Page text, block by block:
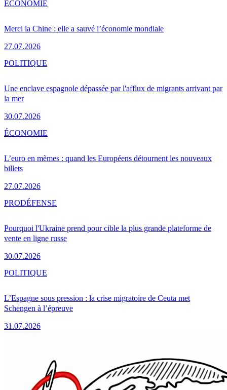
Merci la Chine : elle a sauvé l’économie mondiale
27.07.2026
ÉCONOMIE
Une enclave espagnole dépassée par l'afflux de migrants arrivant par
la mer
30.07.2026
POLITIQUE
L’euro en mèmes : quand les Européens détournent les nouveaux
billets
27.07.2026
ÉCONOMIE
Pourquoi l'Ukraine prend pour cible la plus grande plateforme de
vente en ligne russe
30.07.2026
PRODÉFENSE
L’Espagne sous pression : la crise migratoire de Ceuta met
Schengen à l’épreuve
31.07.2026
POLITIQUE